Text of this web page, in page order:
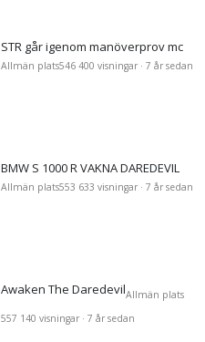
STR går igenom manöverprov mc
Allmän plats546 400 visningar · 7 år sedan
BMW S 1000 R VAKNA DAREDEVIL
Allmän plats553 633 visningar · 7 år sedan
Awaken The DaredevilAllmän plats
557 140 visningar · 7 år sedan